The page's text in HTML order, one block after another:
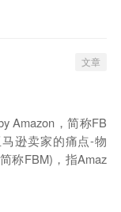
文章
Amazon，简称FB
逊卖家的痛点-物
称FBM)，指Amaz